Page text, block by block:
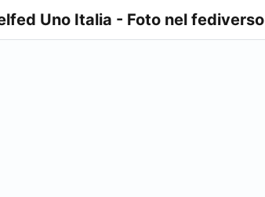
Uno Italia - Foto nel fediverso